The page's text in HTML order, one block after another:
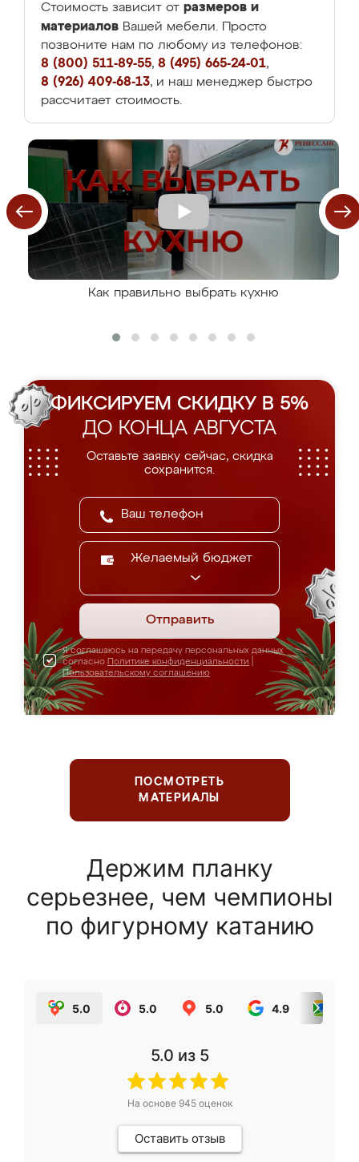
Стоимость зависит от размеров и
материалов Вашей мебели. Просто
позвоните нам по любому из телефонов:
8 (800) 511-89-55, 8 (495) 665-24-01,
8 (926) 409-68-13, и наш менеджер быстро
рассчитает стоимость.
Как правильно выбрать кухню
ФИКСИРУЕМ СКИДКУ В 5%
ДО КОНЦА АВГУСТА
Оставьте заявку сейчас, скидка
сохранится.
Желаемый бюджет
Отправить
Я соглашаюсь на передачу персональных данных
согласно Политике конфиденциальности
Пользовательскому соглашению
ПОСМОТРЕТЬ
МАТЕРИАЛЫ
Держим планку
серьезнее, чем чемпионы
по фигурному катанию
5.0 5.0 5.0 4.9
5.0 из 5
На основе 945оценок
Оставить отзыв